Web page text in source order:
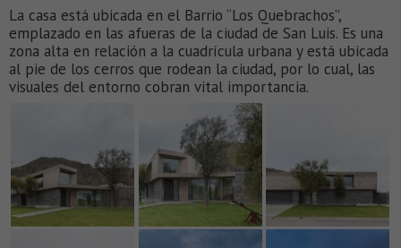
La casa está ubicada en el Barrio “Los Quebrachos”,
emplazado en las afueras de la ciudad de San Luis. Es una
zona alta en relación a la cuadrícula urbana y está ubicada
al pie de los cerros que rodean la ciudad, por lo cual, las
visuales del entorno cobran vital importancia.